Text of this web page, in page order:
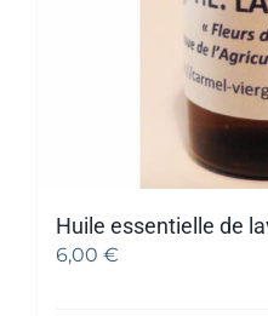
Huile essentielle de
6,00 €